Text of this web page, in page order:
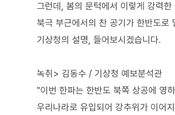
그런데, 봄의 문턱에서 이렇게 강력
북극 부근에서의 찬 공기가 한반도로
기상청의 설명, 들어보시겠습니다.
녹취> 김동수 / 기상청 예보분석관
"이번 한파는 한반도 북쪽 상공에 영
우리나라로 유입되어 강추위가 이어